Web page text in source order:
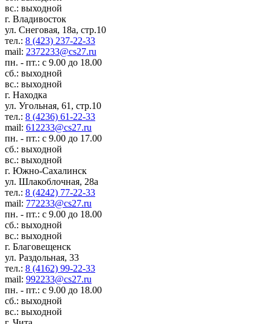
вс.: выходной
г. Владивосток
ул. Снеговая, 18а, стр.10
тел.: 8 (423) 237-22-33
mail: 2372233@cs27.ru
пн. - пт.: с 9.00 до 18.00
сб.: выходной
вс.: выходной
г. Находка
ул. Угольная, 61, стр.10
тел.: 8 (4236) 61-22-33
mail: 612233@cs27.ru
пн. - пт.: с 9.00 до 17.00
сб.: выходной
вс.: выходной
г. Южно-Сахалинск
ул. Шлакоблочная, 28а
тел.: 8 (4242) 77-22-33
mail: 772233@cs27.ru
пн. - пт.: с 9.00 до 18.00
сб.: выходной
вс.: выходной
г. Благовещенск
ул. Раздольная, 33
тел.: 8 (4162) 99-22-33
mail: 992233@cs27.ru
пн. - пт.: с 9.00 до 18.00
сб.: выходной
вс.: выходной